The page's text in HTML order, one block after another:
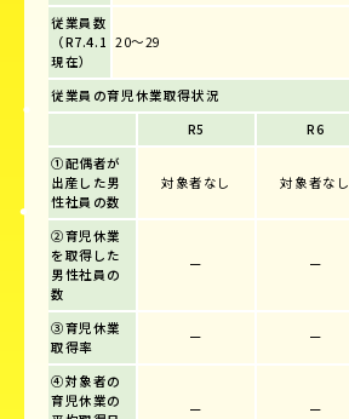
従業員数
（R7.4.1
現在）
20～29
従業員の育児休業取得状況
R5
R6
①配偶者が
出産した男
性社員の数
対象者なし 対象者なし
②育児休業
を取得した
男性社員の
数
ー ー
③育児休業
取得率
ー ー
④対象者の
育児休業の
ー ー